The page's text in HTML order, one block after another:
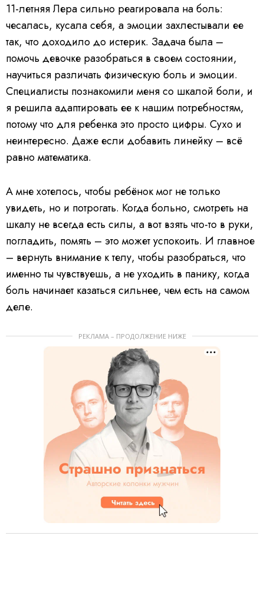
11-летняя Лера сильно реагировала на боль:
чесалась, кусала себя, а эмоции захлестывали ее
так, что доходило до истерик. Задача была –
помочь девочке разобраться в своем состоянии,
научиться различать физическую боль и эмоции.
Специалисты познакомили меня со шкалой боли, и
я решила адаптировать ее к нашим потребностям,
потому что для ребенка это просто цифры. Сухо и
неинтересно. Даже если добавить линейку – всё
равно математика.
А мне хотелось, чтобы ребёнок мог не только
увидеть, но и потрогать. Когда больно, смотреть на
шкалу не всегда есть силы, а вот взять что-то в руки,
погладить, помять – это может успокоить. И главное
– вернуть внимание к телу, чтобы разобраться, что
именно ты чувствуешь, а не уходить в панику, когда
боль начинает казаться сильнее, чем есть на самом
деле.
РЕКЛАМА – ПРОДОЛЖЕНИЕ НИЖЕ